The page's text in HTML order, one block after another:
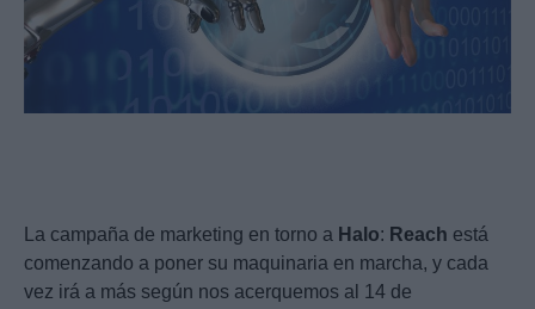
La campaña de marketing en torno a Halo: Reach está
comenzando a poner su maquinaria en marcha, y cada
vez irá a más según nos acerquemos al 14 de